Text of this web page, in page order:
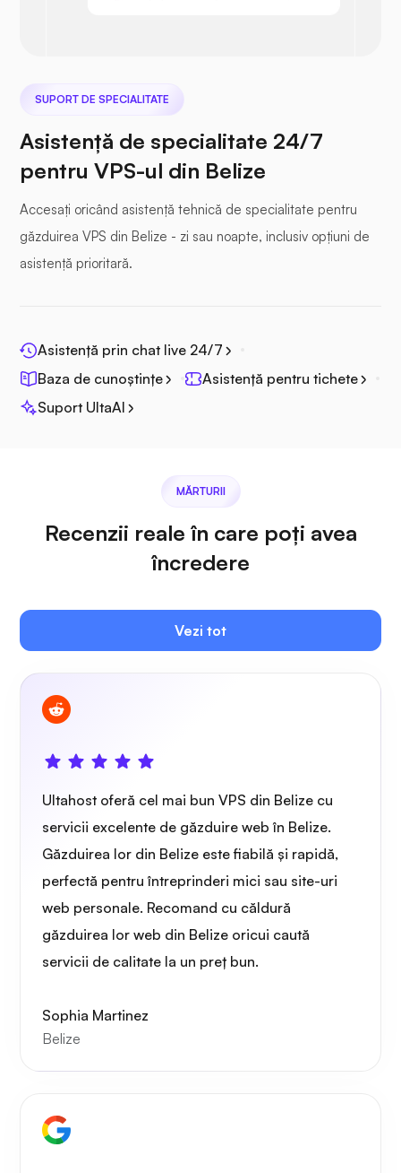
Seafile
Plex
Gardă de sârmă
Radiografie
SUPORT DE SPECIALITATE
Asistență de specialitate 24/7
pentru VPS-ul din Belize
Accesați oricând asistență tehnică de specialitate pentru
găzduirea VPS din Belize - zi sau noapte, inclusiv opțiuni de
asistență prioritară.
Asistență prin chat live 24/7
Baza de cunoștințe
Asistență pentru tichete
Suport UltaAI
MĂRTURII
Recenzii reale în care poți avea
încredere
Vezi tot
Ultahost oferă cel mai bun VPS din Belize cu
servicii excelente de găzduire web în Belize.
Găzduirea lor din Belize este fiabilă și rapidă,
perfectă pentru întreprinderi mici sau site-uri
web personale. Recomand cu căldură
găzduirea lor web din Belize oricui caută
servicii de calitate la un preț bun.
Sophia Martinez
Belize